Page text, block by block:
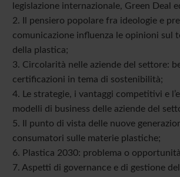
legislazione internazionale, Green Deal
2. Il pensiero popolare fra ideologie e
comunicazione influenza le opinioni sul
della plastica;
3. Circolarità nelle aziende del settore:
certificazioni in tema di sostenibilità;
4. Le strategie, i vantaggi competitivi e
modelli di business delle aziende del
5. Il punto di vista delle nuove
consumatori sulle materie plastiche;
6. Plastica 2030: problema o
7. Aspetti di governance e di gestione